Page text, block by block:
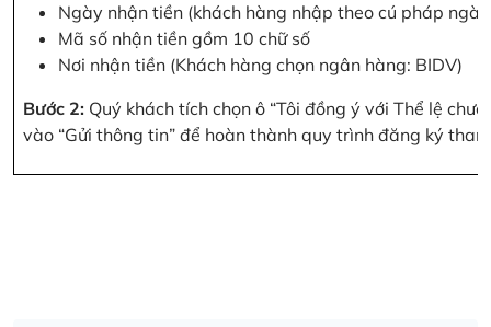
Ngày nhận tiền (khách hàng nhập theo cú pháp
Mã số nhận tiền gồm 10 chữ số
Nơi nhận tiền (Khách hàng chọn ngân hàng: BIDV)
Bước 2: Quý khách tích chọn ô “Tôi đồng ý với Thể lệ
vào “Gửi thông tin” để hoàn thành quy trình đăng ký